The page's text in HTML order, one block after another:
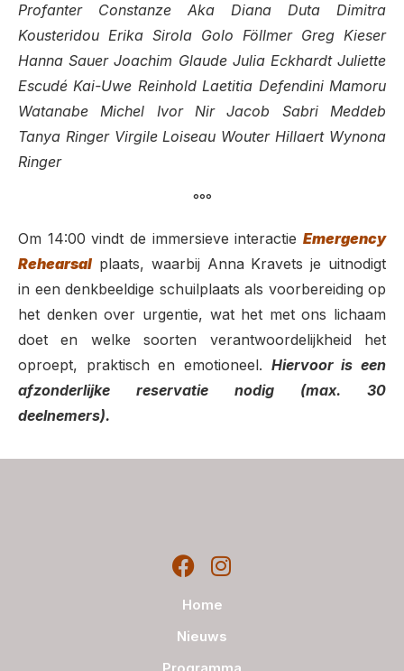
Profanter Constanze Aka Diana Duta Dimitra
Kousteridou Erika Sirola Golo Föllmer Greg Kieser
Hanna Sauer Joachim Glaude Julia Eckhardt Juliette
Escudé Kai-Uwe Reinhold Laetitia Defendini Mamoru
Watanabe Michel Ivor Nir Jacob Sabri Meddeb
Tanya Ringer Virgile Loiseau Wouter Hillaert Wynona
Ringer
°°°
Om 14:00 vindt de immersieve interactie Emergency
Rehearsal plaats, waarbij Anna Kravets je uitnodigt
in een denkbeeldige schuilplaats als voorbereiding op
het denken over urgentie, wat het met ons lichaam
doet en welke soorten verantwoordelijkheid het
oproept, praktisch en emotioneel. Hiervoor is een
afzonderlijke reservatie nodig (max. 30
deelnemers).
Home
Nieuws